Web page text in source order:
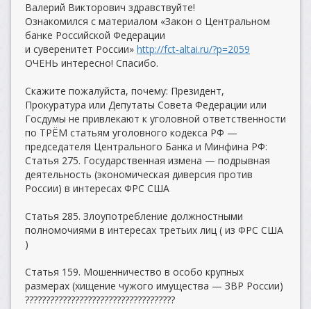
Валерий Викторович здравствуйте!
Ознакомился с материалом «Закон о Центральном
банке Российской Федерации
и суверенитет России» http://fct-altai.ru/?p=2059
ОЧЕНЬ интересно! Спасибо.
Скажите пожалуйста, почему: Президент,
Прокуратура или Депутаты Совета Федерации или
Госдумы не привлекают к уголовной ответственности
по ТРЁМ статьям уголовного кодекса РФ —
председателя Центрального Банка и Минфина РФ:
Статья 275. Государственная измена — подрывная
деятельность (экономическая диверсия против
России) в интересах ФРС США
Статья 285. Злоупотребление должностными
полномочиями в интересах третьих лиц ( из ФРС США
)
Статья 159. Мошенничество в особо крупных
размерах (хищение чужого имущества — ЗВР России)
????????????????????????????????????